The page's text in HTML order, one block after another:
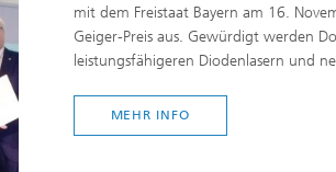
mit dem Freistaat Bayern am 16.
Geiger-Preis aus. Gewürdigt werden
leistungsfähigeren Diodenlasern und
MEHR INFO